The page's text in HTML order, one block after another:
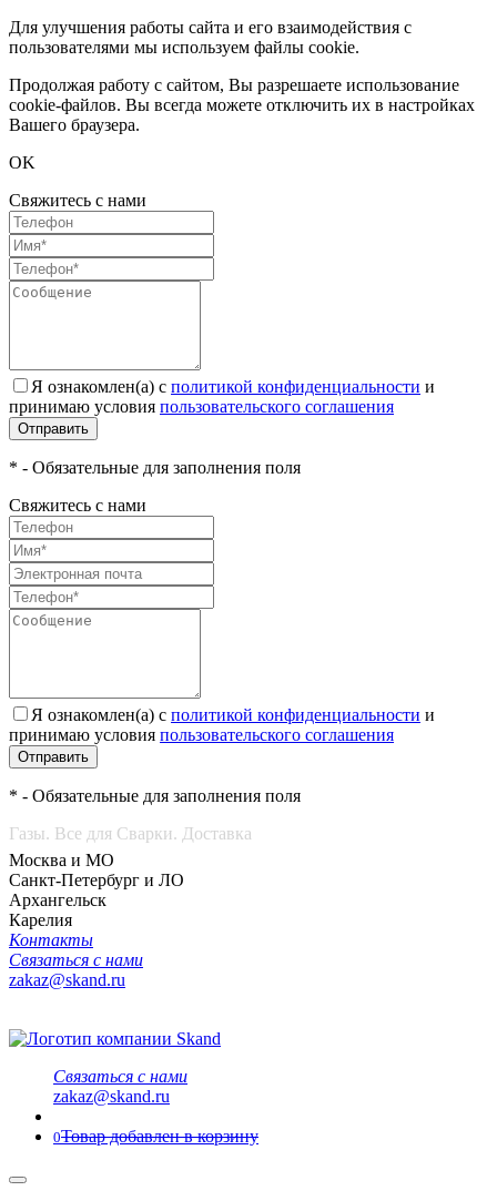
Для улучшения работы сайта и его взаимодействия с
пользователями мы используем файлы cookie.
Продолжая работу с сайтом, Вы разрешаете использование
cookie-файлов. Вы всегда можете отключить их в настройках
Вашего браузера.
OK
Свяжитесь с нами
Я ознакомлен(а) с политикой конфиденциальности и
принимаю условия пользовательского соглашения
Отправить
* - Обязательные для заполнения поля
Свяжитесь с нами
Я ознакомлен(а) с политикой конфиденциальности и
принимаю условия пользовательского соглашения
Отправить
* - Обязательные для заполнения поля
Газы. Все для Сварки. Доставка
Москва и МО
Санкт-Петербург и ЛО
Архангельск
Карелия
Контакты
Связаться с нами
zakaz@skand.ru
Связаться с нами
zakaz@skand.ru
0Товар добавлен в корзину